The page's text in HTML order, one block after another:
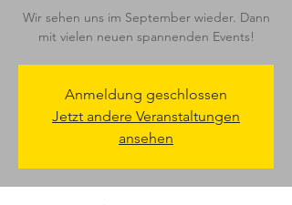
Wir sehen uns im September wieder. Dann
mit vielen neuen spannenden Events!
Anmeldung geschlossen
Jetzt andere Veranstaltungen
ansehen